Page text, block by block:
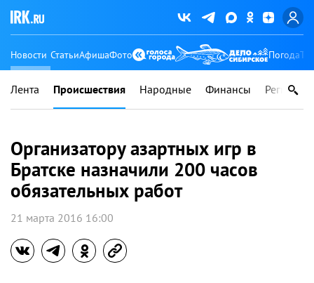
Новости СтатьиАфишаФото Погода
Лента Происшествия Народные Финансы Регионы
Организатору азартных игр в
Братске назначили 200 часов
обязательных работ
21 марта 2016 16:00